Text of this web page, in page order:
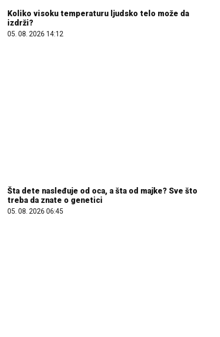
Koliko visoku temperaturu ljudsko telo može da
izdrži?
05. 08. 2026 14:12
Šta dete nasleđuje od oca, a šta od majke? Sve što
treba da znate o genetici
05. 08. 2026 06:45